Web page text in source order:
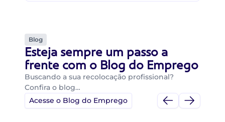
Blog
Esteja sempre um passo a
frente com o Blog do Emprego
Buscando a sua recolocação profissional?
Confira o blog…
Acesse o Blog do Emprego